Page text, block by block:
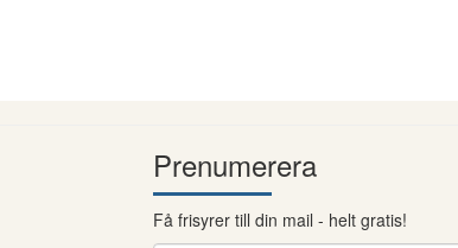
Prenumerera
Få frisyrer till din mail - helt gratis!